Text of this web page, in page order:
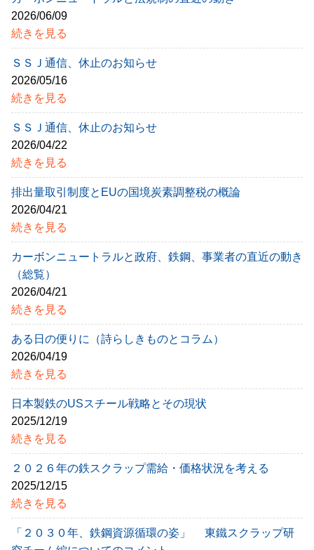
2026/06/09
続きを見る
ＳＳＪ通信、休止のお知らせ
2026/05/16
続きを見る
ＳＳＪ通信、休止のお知らせ
2026/04/22
続きを見る
排出量取引制度とEUの国境炭素調整税の概論
2026/04/21
続きを見る
カーボンニュートラルと政府、鉄鋼、事業者の直近の動き
（総覧）
2026/04/21
続きを見る
ある日の便りに（詩らしきものとコラム）
2026/04/19
続きを見る
日本製鉄のUSスチール戦略とその現状
2025/12/19
続きを見る
２０２６年の鉄スクラップ需給・価格状況を考える
2025/12/15
続きを見る
「２０３０年、鉄鋼資源循環の姿」 東鐵スクラップ研